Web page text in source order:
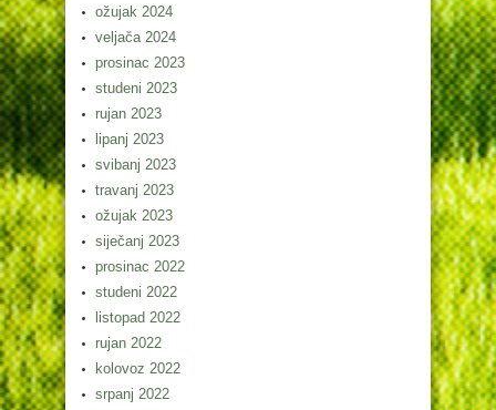
ožujak 2024
veljača 2024
prosinac 2023
studeni 2023
rujan 2023
lipanj 2023
svibanj 2023
travanj 2023
ožujak 2023
siječanj 2023
prosinac 2022
studeni 2022
listopad 2022
rujan 2022
kolovoz 2022
srpanj 2022